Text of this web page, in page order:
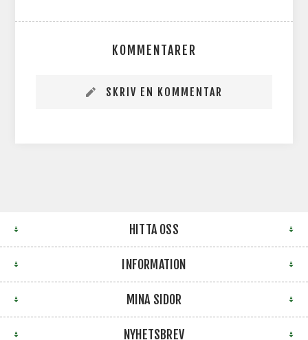
KOMMENTARER
SKRIV EN KOMMENTAR
HITTA OSS
INFORMATION
MINA SIDOR
NYHETSBREV